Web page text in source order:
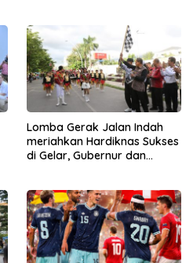
Lomba Gerak Jalan Indah
meriahkan Hardiknas Sukses
di Gelar, Gubernur dan